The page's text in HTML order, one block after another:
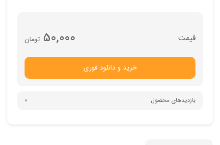
تومان 50,000
خرید و دانلود فوری
بازدیدهای محصول 0